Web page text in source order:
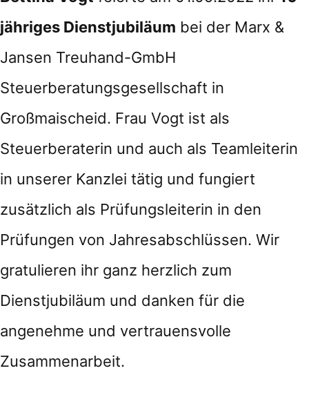
jähriges Dienstjubiläum bei der Marx &
Jansen Treuhand-GmbH
Steuerberatungsgesellschaft in
Großmaischeid. Frau Vogt ist als
Steuerberaterin und auch als Teamleiterin
in unserer Kanzlei tätig und fungiert
zusätzlich als Prüfungsleiterin in den
Prüfungen von Jahresabschlüssen. Wir
gratulieren ihr ganz herzlich zum
Dienstjubiläum und danken für die
angenehme und vertrauensvolle
Zusammenarbeit.